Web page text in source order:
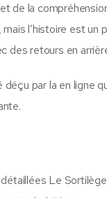
de la
l’histoire est un
des retours en
déçu par la en ligne
Le